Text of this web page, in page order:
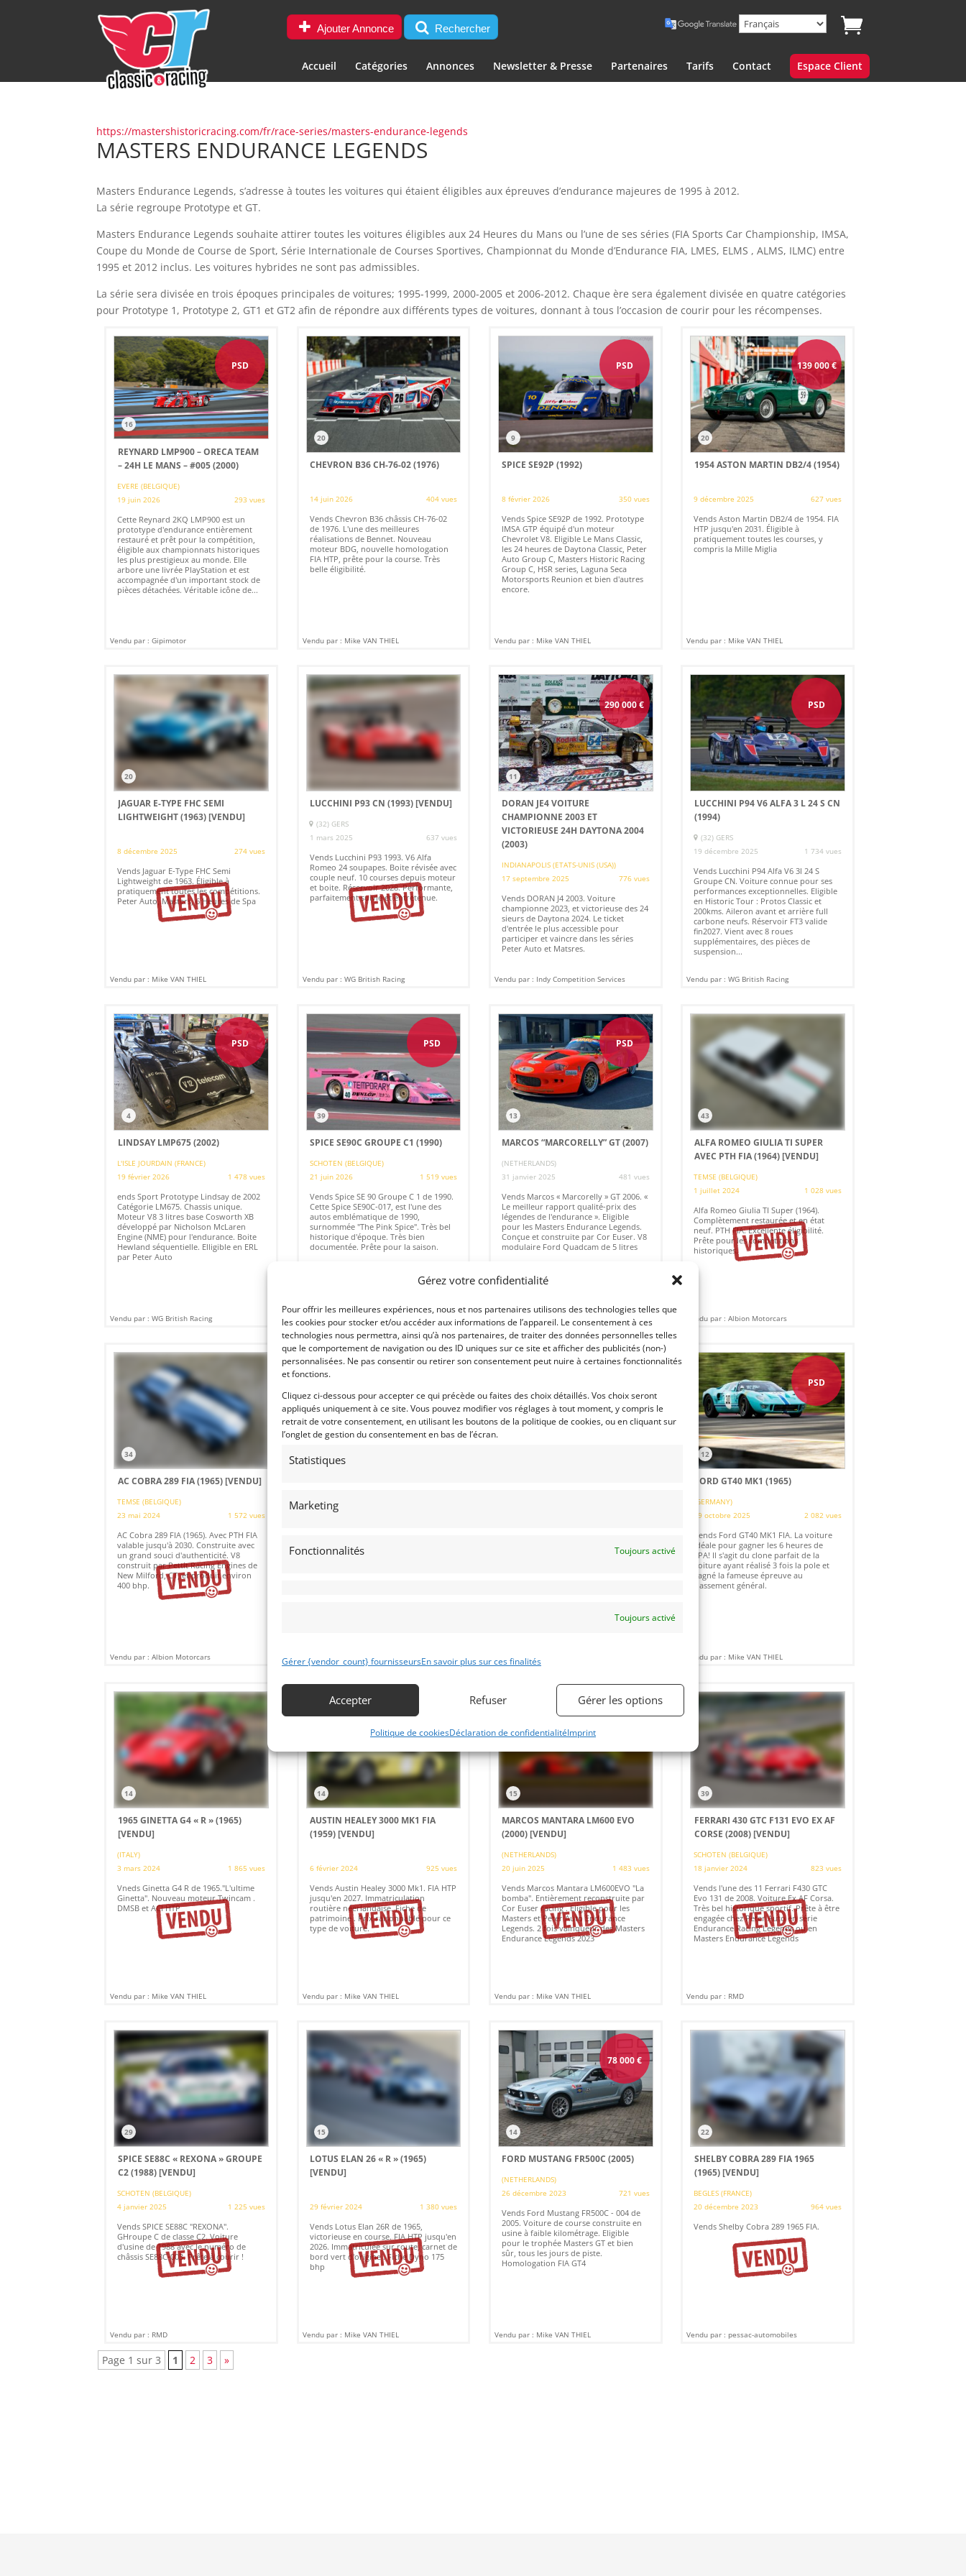
Gérez votre confidentialité
Pour offrir les meilleures expériences, nous et nos partenaires utilisons des technologies telles que
les cookies pour stocker et/ou accéder aux informations de l’appareil. Le consentement à ces
technologies nous permettra, ainsi qu’à nos partenaires, de traiter des données personnelles telles
que le comportement de navigation ou des ID uniques sur ce site et afficher des publicités (non-)
personnalisées. Ne pas consentir ou retirer son consentement peut nuire à certaines fonctionnalités
et fonctions.
Cliquez ci-dessous pour accepter ce qui précède ou faites des choix détaillés. Vos choix seront
appliqués uniquement à ce site. Vous pouvez modifier vos réglages à tout moment, y compris le
retrait de votre consentement, en utilisant les boutons de la politique de cookies, ou en cliquant sur
l’onglet de gestion du consentement en bas de l’écran.
Statistiques
Marketing
Fonctionnalités Toujours activé
Toujours activé
Gérer {vendor_count} fournisseursEn savoir plus sur ces finalités
Accepter Refuser Gérer les options
Politique de cookiesDéclaration de confidentialitéImprint
Ajouter Annonce Rechercher
Accueil Catégories Annonces Newsletter & Presse Partenaires Tarifs Contact Espace Client
https://mastershistoricracing.com/fr/race-series/masters-endurance-legends
MASTERS ENDURANCE LEGENDS
Masters Endurance Legends, s’adresse à toutes les voitures qui étaient éligibles aux épreuves d’endurance majeures de 1995 à 2012.
La série regroupe Prototype et GT.
Masters Endurance Legends souhaite attirer toutes les voitures éligibles aux 24 Heures du Mans ou l’une de ses séries (FIA Sports Car Championship, IMSA,
Coupe du Monde de Course de Sport, Série Internationale de Courses Sportives, Championnat du Monde d’Endurance FIA, LMES, ELMS , ALMS, ILMC) entre
1995 et 2012 inclus. Les voitures hybrides ne sont pas admissibles.
La série sera divisée en trois époques principales de voitures; 1995-1999, 2000-2005 et 2006-2012. Chaque ère sera également divisée en quatre catégories
pour Prototype 1, Prototype 2, GT1 et GT2 afin de répondre aux différents types de voitures, donnant à tous l’occasion de courir pour les récompenses.
PSD
16
REYNARD LMP900 – ORECA TEAM
– 24H LE MANS – #005 (2000)
EVERE (BELGIQUE)
19 juin 2026
293 vues
Cette Reynard 2KQ LMP900 est un
prototype d'endurance entièrement
restauré et prêt pour la compétition,
éligible aux championnats historiques
les plus prestigieux au monde. Elle
arbore une livrée PlayStation et est
accompagnée d'un important stock de
pièces détachées. Véritable icône de...
Vendu par : Gipimotor
20
CHEVRON B36 CH-76-02 (1976)
14 juin 2026 404 vues
Vends Chevron B36 châssis CH-76-02
de 1976. L'une des meilleures
réalisations de Bennet. Nouveau
moteur BDG, nouvelle homologation
FIA HTP, prête pour la course. Très
belle éligibilité.
Vendu par : Mike VAN THIEL
PSD
9
SPICE SE92P (1992)
8 février 2026 350 vues
Vends Spice SE92P de 1992. Prototype
IMSA GTP équipé d'un moteur
Chevrolet V8. Eligible Le Mans Classic,
les 24 heures de Daytona Classic, Peter
Auto Group C, Masters Historic Racing
Group C, HSR series, Laguna Seca
Motorsports Reunion et bien d'autres
encore.
Vendu par : Mike VAN THIEL
139 000€
20
1954 ASTON MARTIN DB2/4 (1954)
9 décembre 2025 627 vues
Vends Aston Martin DB2/4 de 1954. FIA
HTP jusqu'en 2031. Éligible à
pratiquement toutes les courses, y
compris la Mille Miglia
Vendu par : Mike VAN THIEL
20
JAGUAR E-TYPE FHC SEMI
LIGHTWEIGHT (1963)[VENDU]
8 décembre 2025 274 vues
Vends Jaguar E-Type FHC Semi
Lightweight de 1963. Éligible à
pratiquement toutes les compétitions.
Peter Auto, Masters, 6 Heures de Spa
Vendu par : Mike VAN THIEL
LUCCHINI P93 CN (1993)[VENDU]
(32) GERS
1 mars 2025
637 vues
Vends Lucchini P93 1993. V6 Alfa
Romeo 24 soupapes. Boite révisée avec
couple neuf. 10 courses depuis moteur
et boite. Réservoir 2028. Performante,
parfaitement suivie et entretenue.
Vendu par : WG British Racing
290 000€
11
DORAN JE4 VOITURE
CHAMPIONNE 2003 ET
VICTORIEUSE 24H DAYTONA 2004
(2003)
INDIANAPOLIS (ETATS-UNIS (USA))
17 septembre 2025
776 vues
Vends DORAN J4 2003. Voiture
championne 2023, et victorieuse des 24
sieurs de Daytona 2024. Le ticket
d'entrée le plus accessible pour
participer et vaincre dans les séries
Peter Auto et Matsres.
Vendu par : Indy Competition Services
PSD
LUCCHINI P94 V6 ALFA 3 L 24 S CN
(1994)
(32) GERS
19 décembre 2025
1 734 vues
Vends Lucchini P94 Alfa V6 3l 24 S
Groupe CN. Voiture connue pour ses
performances exceptionnelles. Eligible
en Historic Tour : Protos Classic et
200kms. Aileron avant et arrière full
carbone neufs. Réservoir FT3 valide
fin2027. Vient avec 8 roues
supplémentaires, des pièces de
suspension...
Vendu par : WG British Racing
PSD
4
LINDSAY LMP675 (2002)
L'ISLE JOURDAIN (FRANCE)
19 février 2026
1 478 vues
ends Sport Prototype Lindsay de 2002
Catégorie LM675. Chassis unique.
Moteur V8 3 litres base Cosworth XB
développé par Nicholson McLaren
Engine (NME) pour l'endurance. Boite
Hewland séquentielle. Elligible en ERL
par Peter Auto
Vendu par : WG British Racing
PSD
39
SPICE SE90C GROUPE C1 (1990)
SCHOTEN (BELGIQUE)
21 juin 2026
1 519 vues
Vends Spice SE 90 Groupe C 1 de 1990.
Cette Spice SE90C-017, est l'une des
autos emblématique de 1990,
surnommée "The Pink Spice". Très bel
historique d'époque. Très bien
documentée. Prête pour la saison.
Vendu par : RMD
PSD
13
MARCOS “MARCORELLY” GT (2007)
(NETHERLANDS)
31 janvier 2025
481 vues
Vends Marcos « Marcorelly » GT 2006. «
Le meilleur rapport qualité-prix des
légendes de l'endurance ». Eligible
pour les Masters Endurance Legends.
Conçue et construite par Cor Euser. V8
modulaire Ford Quadcam de 5 litres
Vendu par : Mike VAN THIEL
43
ALFA ROMEO GIULIA TI SUPER
AVEC PTH FIA (1964)[VENDU]
TEMSE (BELGIQUE)
1 juillet 2024
1 028 vues
Alfa Romeo Giulia TI Super (1964).
Complètement restaurée et en état
neuf. PTH FIA. Excellente éligibilité.
Prête pour les compétitions
historiques.
Vendu par : Albion Motorcars
34
AC COBRA 289 FIA (1965)[VENDU]
TEMSE (BELGIQUE)
23 mai 2024
1 572 vues
AC Cobra 289 FIA (1965). Avec PTH FIA
valable jusqu'à 2030. Construite avec
un grand souci d'authenticité. V8
construit par Pettit Racing Engines de
New Milford, CT, et produit environ
400 bhp.
Vendu par : Albion Motorcars
15
(FRANCE)
"Le meilleur de l'Italie, de l'Argentine et
Vendu par : Mike VAN THIEL Vendu par : Mike VAN THIEL
PSD
12
FORD GT40 MK1 (1965)
(GERMANY)
29 octobre 2025
2 082 vues
Vends Ford GT40 MK1 FIA. La voiture
idéale pour gagner les 6 heures de
SPA! Il s'agit du clone parfait de la
voiture ayant réalisé 3 fois la pole et
gagné la fameuse épreuve au
classement général.
Vendu par : Mike VAN THIEL
14
1965 GINETTA G4 « R » (1965)
[VENDU]
(ITALY)
3 mars 2024
1 865 vues
Vneds Ginetta G4 R de 1965."L'ultime
Ginetta". Nouveau moteur Twincam .
DMSB et ACI HTP
Vendu par : Mike VAN THIEL
14
AUSTIN HEALEY 3000 MK1 FIA
(1959)[VENDU]
6 février 2024 925 vues
Vends Austin Healey 3000 Mk1. FIA HTP
jusqu'en 2027. Immatriculation
routière néerlandaise. Fiche de
patrimoine . Prix raisonnable pour ce
type de voiture.
Vendu par : Mike VAN THIEL
15
MARCOS MANTARA LM600 EVO
(2000)[VENDU]
(NETHERLANDS)
20 juin 2025
1 483 vues
Vends Marcos Mantara LM600EVO "La
bomba". Entièrement reconstruite par
Cor Euser racing . Eligible pour les
Masters et Peter Auto Endurance
Legends. 2 fois vainqueur des Masters
Endurance Legends 2023
Vendu par : Mike VAN THIEL
39
FERRARI 430 GTC F131 EVO EX AF
CORSE (2008)[VENDU]
SCHOTEN (BELGIQUE)
18 janvier 2024
823 vues
Vends l'une des 11 Ferrari F430 GTC
Evo 131 de 2008. Voiture Ex AF Corsa.
Très bel historique sportif. Prête à être
engagée chez Peter Auto en série
Endurance Racing Legends ou en
Masters Endurance Legends
Vendu par : RMD
29
SPICE SE88C « REXONA » GROUPE
C2 (1988)[VENDU]
SCHOTEN (BELGIQUE)
4 janvier 2025
1 225 vues
Vends SPICE SE88C "REXONA".
GHroupe C de classe C2. Voiture
d'usine de 1988 avec le numéro de
châssis SE88C-003. Prête à courir !
Vendu par : RMD
15
LOTUS ELAN 26 « R » (1965)
[VENDU]
29 février 2024 1 380 vues
Vends Lotus Elan 26R de 1965,
victorieuse en course. FIA HTP jusqu'en
2026. Immatriculée sur route, carnet de
bord vert d'origine . Fiche Dyno 175
bhp
Vendu par : Mike VAN THIEL
78 000€
14
FORD MUSTANG FR500C (2005)
(NETHERLANDS)
26 décembre 2023
721 vues
Vends Ford Mustang FR500C - 004 de
2005. Voiture de course construite en
usine à faible kilométrage. Eligible
pour le trophée Masters GT et bien
sûr, tous les jours de piste.
Homologation FIA GT4
Vendu par : Mike VAN THIEL
22
SHELBY COBRA 289 FIA 1965
(1965)[VENDU]
BEGLES (FRANCE)
20 décembre 2023
964 vues
Vends Shelby Cobra 289 1965 FIA.
Vendu par : pessac-automobiles
Page 1 sur 3 1 2 3 »